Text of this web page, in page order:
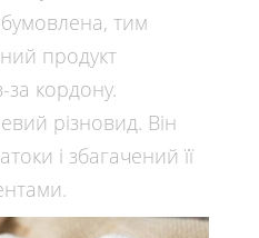
тим
продукт
за кордону.
різновид. Він
і збагачений її